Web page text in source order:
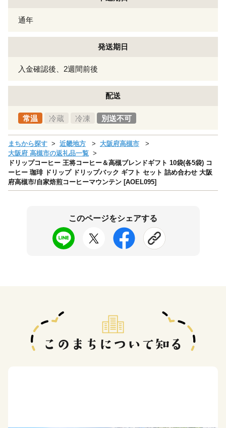
通年
発送期日
入金確認後、2週間前後
配送
常温 冷蔵 冷凍 別送不可
まちから探す 近畿地方
大阪府高槻市
大阪府 高槻市の返礼品一覧
ドリップコーヒー 王将コーヒー＆高槻ブレンドギフト 10袋(各5袋) コ
ーヒー 珈琲 ドリップ ドリップバック ギフト セット 詰め合わせ 大阪
府高槻市/自家焙煎コーヒーマウンテン [AOEL095]
このページをシェアする